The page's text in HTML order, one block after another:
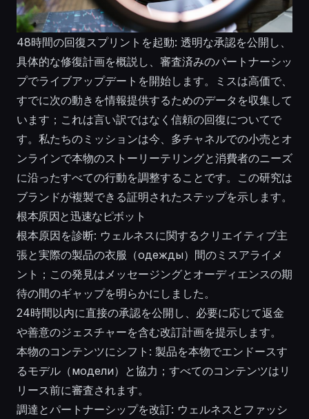
48時間の回復スプリントを起動: 透明な承認を公開し、
具体的な修復計画を概説し、審査済みのパートナーシッ
プでライブアップデートを開始します。ミスは高価で、
すでに次の動きを情報提供するためのデータを収集して
います；これは言い訳ではなく信頼の回復についてで
す。私たちのミッションは今、多チャネルでの小売とオ
ンラインで本物のストーリーテリングと消費者のニーズ
に沿ったすべての行動を調整することです。この研究は
ブランドが複製できる証明されたステップを示します。
根本原因と迅速なピボット
根本原因を診断: ウェルネスに関するクリエイティブ主
張と実際の製品の衣服（одежды）間のミスアライメ
ント；この発見はメッセージングとオーディエンスの期
待の間のギャップを明らかにしました。
24時間以内に直接の承認を公開し、必要に応じて返金
や善意のジェスチャーを含む改訂計画を提示します。
本物のコンテンツにシフト: 製品を本物でエンドースす
るモデル（модели）と協力；すべてのコンテンツはリ
リース前に審査されます。
調達とパートナーシップを改訂: ウェルネスとファッシ